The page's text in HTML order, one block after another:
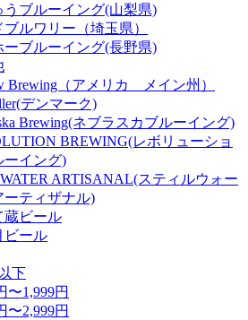
うブルーイング(山梨県)
ブルワリー（埼玉県）
ーブルーイング(長野県)
Brewing（アメリカ メイン州）
デンマーク)
Brewing(ネブラスカブルーイング)
BREWING(レボリューショ
ーイング)
ARTISANAL(スティルウォー
ーティザナル)
蔵ビール
ビール
下
〜1,999円
〜2,999円